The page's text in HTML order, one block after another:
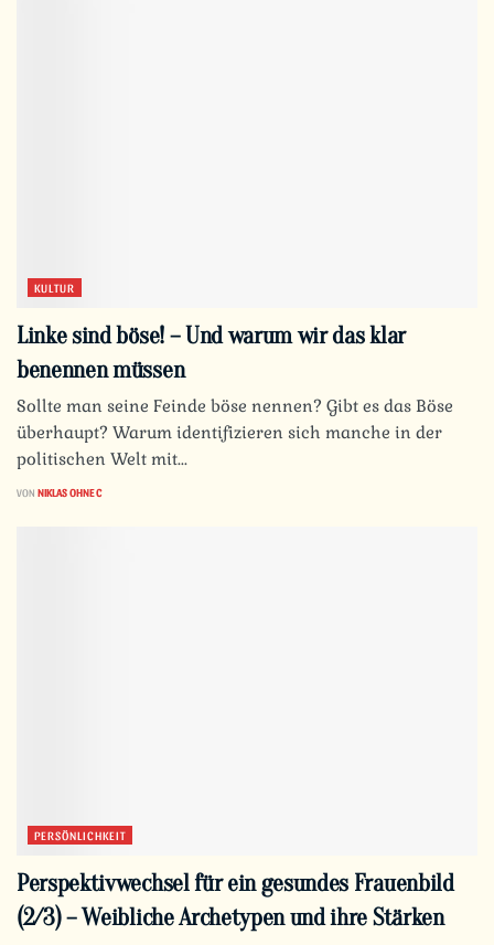
KULTUR
Linke sind böse! – Und warum wir das klar
benennen müssen
Sollte man seine Feinde böse nennen? Gibt es das Böse
überhaupt? Warum identifizieren sich manche in der
politischen Welt mit...
VON NIKLAS OHNE C
PERSÖNLICHKEIT
Perspektivwechsel für ein gesundes Frauenbild
(2/3) – Weibliche Archetypen und ihre Stärken